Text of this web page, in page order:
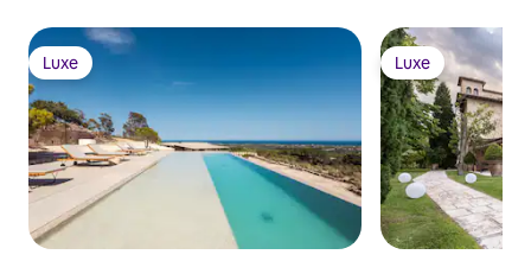
Luxe
Luxe Luxe
Luxe